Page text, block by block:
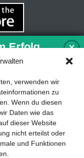
verwenden wir
zu
Wenn du diesen
Daten wie das
dieser Website
nicht erteilst oder
und Funktionen
X
Erfolg
sind für
unverzichtbar. Das
hilft, sich dabei
zu konzentrieren
behalten, worauf es
kostenlosen